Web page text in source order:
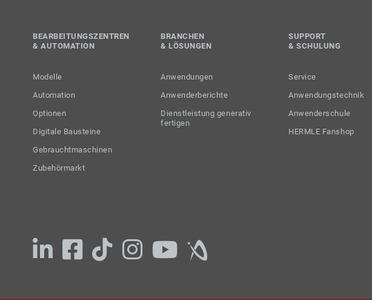
BEARBEITUNGSZENTREN
& AUTOMATION
Modelle
Automation
Optionen
Digitale Bausteine
Gebrauchtmaschinen
Zubehörmarkt
BRANCHEN
& LÖSUNGEN
Anwendungen
Anwenderberichte
Dienstleistung generativ
fertigen
SUPPORT
& SCHULUNG
Service
Anwendungstechnik
Anwenderschule
HERMLE Fanshop